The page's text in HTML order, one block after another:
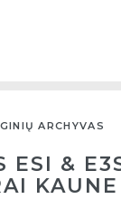
ARCHYVAS
ESI &
KAUNE